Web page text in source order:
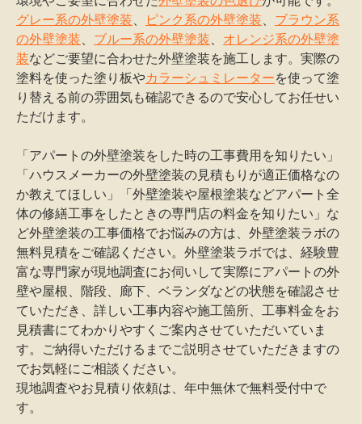
グレー系の外壁塗装
ピンク系の外壁塗装
ブラウン系
の外壁塗装
ブルー系の外壁塗装
オレンジ系の外壁塗
装などご要望に合わせた外壁塗装を施工します。実際の
塗料を使った塗り板やカラーシュミレーターを使って塗
り替える前の雰囲気も確認できるので安心してお任せい
ただけます。
「アパートの外壁塗装をした時の工事費用を知りたい」
「ハウスメーカーの外壁塗装の見積もりが適正価格なの
か教えてほしい」「外壁塗装や屋根塗装などアパート全
体の修繕工事をしたときの専門店の料金を知りたい」な
ど外壁塗装の工事価格でお悩みの方は、外壁塗装ラボの
無料見積をご確認ください。外壁塗装ラボでは、経験豊
富な専門家が現地調査にお伺いして実際にアパートの外
壁や屋根、階段、廊下、ベランダなどの状態を確認させ
ていただき、詳しい工事内容や施工箇所、工事料金をお
見積書にてわかりやすくご案内させていただいていま
す。ご納得いただけるまでご説明させていただきますの
でお気軽にご相談ください。
現地調査やお見積り依頼は、年中無休で無料受付中で
す。